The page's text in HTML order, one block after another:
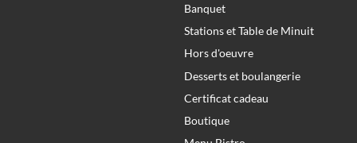
Banquet
Stations et Table de Minuit
Hors d'oeuvre
Desserts et boulangerie
Certificat cadeau
Boutique